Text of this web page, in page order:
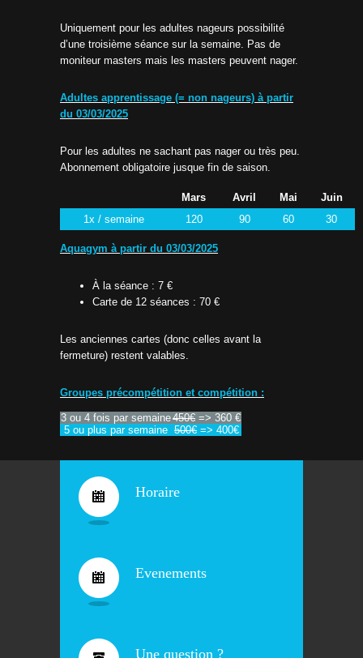
Uniquement pour les adultes nageurs possibilité
d’une troisième séance sur la semaine. Pas de
moniteur masters mais les masters peuvent nager.
Adultes apprentissage (= non nageurs) à partir
du 03/03/2025
Pour les adultes ne sachant pas nager ou très peu.
Abonnement obligatoire jusque fin de saison.
Mars Avril Mai
Juin
1x / semaine
120 90 60 30
Aquagym à partir du 03/03/2025
À la séance : 7 €
Carte de 12 séances : 70 €
Les anciennes cartes (donc celles avant la
fermeture) restent valables.
Groupes précompétition et compétition :
3 ou 4 fois par semaine450€ => 360 €
5 ou plus par semaine 500€ => 400€
Horaire
Evenements
Une question ?